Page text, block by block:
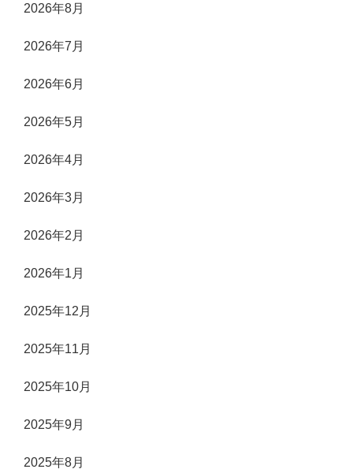
2026年8月
2026年7月
2026年6月
2026年5月
2026年4月
2026年3月
2026年2月
2026年1月
2025年12月
2025年11月
2025年10月
2025年9月
2025年8月